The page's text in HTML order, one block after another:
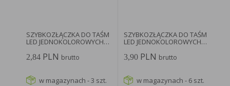
SZYBKOZŁĄCZKA DO TAŚM
LED JEDNOKOLOROWYCH
10MM...
2,84 PLN brutto
w magazynach - 3 szt.
SZYBKOZŁĄCZKA DO TAŚM
LED JEDNOKOLOROWYCH
8MM...
3,90 PLN brutto
w magazynach - 6 szt.